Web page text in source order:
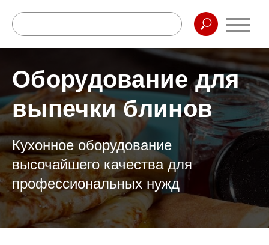
Оборудование для
выпечки блинов
Кухонное оборудование
высочайшего качества для
профессиональных нужд